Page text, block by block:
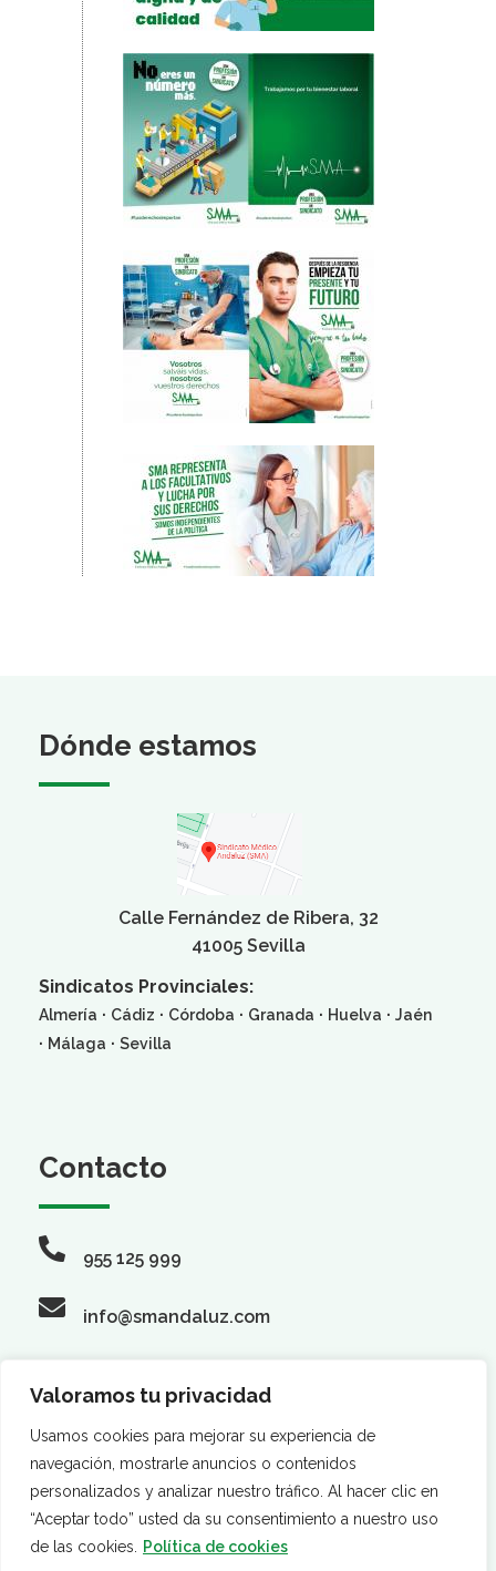
Valoramos tu privacidad
Usamos cookies para mejorar su experiencia de
navegación, mostrarle anuncios o contenidos
personalizados y analizar nuestro tráfico. Al hacer clic en
“Aceptar todo” usted da su consentimiento a nuestro uso
de las cookies.
Política de cookies
Dónde estamos
Calle Fernández de Ribera, 32
41005 Sevilla
Sindicatos Provinciales:
Almería · Cádiz · Córdoba · Granada · Huelva · Jaén
· Málaga · Sevilla
Contacto
955 125 999
info@smandaluz.com
Síguenos